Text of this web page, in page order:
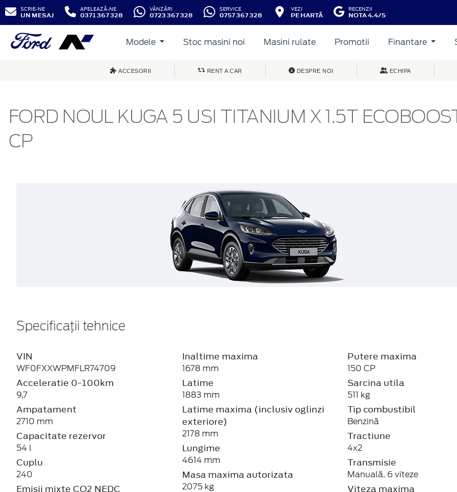
SCRIE-NE
UN MESAJ
APELEAZĂ-NE
0371 367 328
VÂNZĂRI
0723 367 328
SERVICE
0757 367 328
VEZI
PE HARTĂ
RECENZII
NOTA 4.4/5
Modele Stoc masini noi Masini rulate Promotii Finantare
ACCESORII RENT A CAR DESPRE NOI ECHIPA
FORD NOUL KUGA 5 USI TITANIUM X 1.5T
CP
Specificații tehnice
VIN
WF0FXXWPMFLR74709
Acceleratie 0-100km
9,7
Ampatament
2710 mm
Capacitate rezervor
54 l
Cuplu
240
Emisii mixte CO2 NEDC
Inaltime maxima
1678 mm
Latime
1883 mm
Latime maxima (inclusiv oglinzi
exteriore)
2178 mm
Lungime
4614 mm
Masa maxima autorizata
2075 kg
Putere maxima
150 CP
Sarcina utila
511 kg
Tip combustibil
Benzină
Tractiune
4x2
Transmisie
Manuală, 6 viteze
Viteza maxima